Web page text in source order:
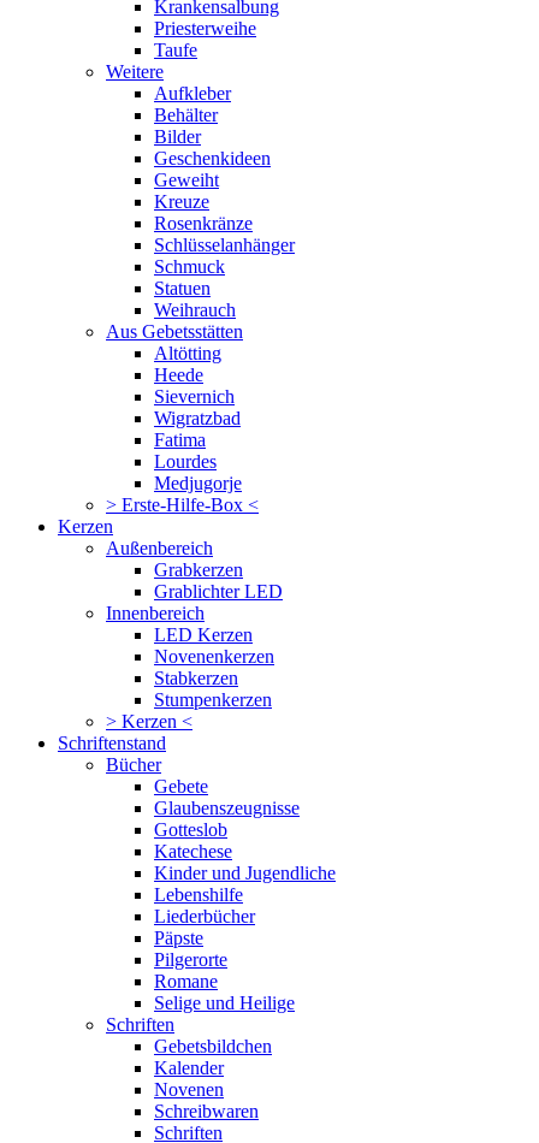
Krankensalbung
Priesterweihe
Taufe
Weitere
Aufkleber
Behälter
Bilder
Geschenkideen
Geweiht
Kreuze
Rosenkränze
Schlüsselanhänger
Schmuck
Statuen
Weihrauch
Aus Gebetsstätten
Altötting
Heede
Sievernich
Wigratzbad
Fatima
Lourdes
Medjugorje
> Erste-Hilfe-Box <
Kerzen
Außenbereich
Grabkerzen
Grablichter LED
Innenbereich
LED Kerzen
Novenenkerzen
Stabkerzen
Stumpenkerzen
> Kerzen <
Schriftenstand
Bücher
Gebete
Glaubenszeugnisse
Gotteslob
Katechese
Kinder und Jugendliche
Lebenshilfe
Liederbücher
Päpste
Pilgerorte
Romane
Selige und Heilige
Schriften
Gebetsbildchen
Kalender
Novenen
Schreibwaren
Schriften